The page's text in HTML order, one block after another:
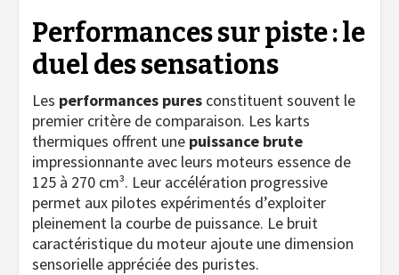
Performances sur piste : le
duel des sensations
Les performances pures constituent souvent le
premier critère de comparaison. Les karts
thermiques offrent une puissance brute
impressionnante avec leurs moteurs essence de
125 à 270 cm³. Leur accélération progressive
permet aux pilotes expérimentés d’exploiter
pleinement la courbe de puissance. Le bruit
caractéristique du moteur ajoute une dimension
sensorielle appréciée des puristes.